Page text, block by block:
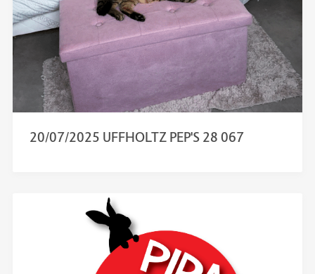
20/07/2025 UFFHOLTZ PEP'S 28 067